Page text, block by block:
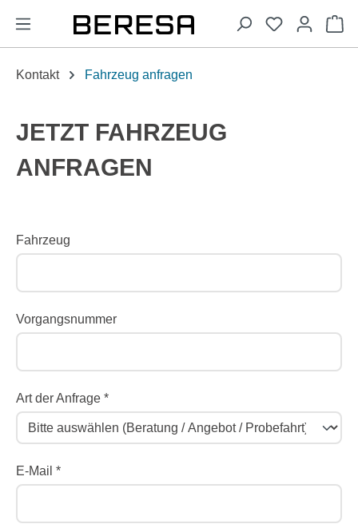
springen
Kontakt Fahrzeug anfragen
JETZT FAHRZEUG
ANFRAGEN
Fahrzeug
Vorgangsnummer
Art der Anfrage *
E-Mail *